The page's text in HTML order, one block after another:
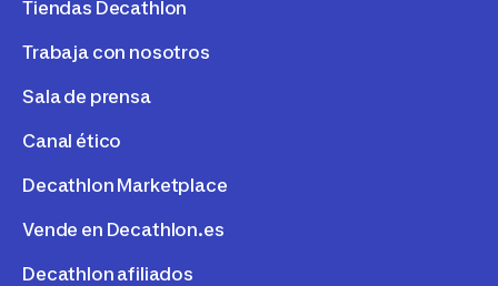
Tiendas Decathlon
Trabaja con nosotros
Sala de prensa
Canal ético
Decathlon Marketplace
Vende en Decathlon.es
Decathlon afiliados